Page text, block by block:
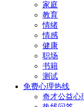
家庭
教育
情绪
情感
健康
职场
书籍
测试
免费心理热线
奇才公益心